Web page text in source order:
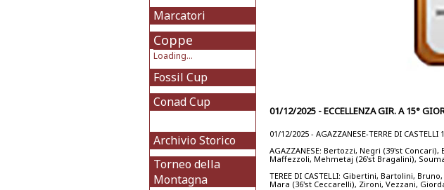
Marcatori
Coppe
Loading...
Fossil Cup
Conad Cup
Archivio Storico
Torneo della
Montagna
01/12/2025 - ECCELLENZA GIR. A 15°
01/12/2025 - AGAZZANESE-TERRE DI CASTELLI
AGAZZANESE: Bertozzi, Negri (39'st
Maffezzoli, Mehmetaj (26'st Bragalini),
TEREE DI CASTELLI: Gibertini, Bartolini,
Mara (36'st Ceccarelli), Zironi, Vezzani,